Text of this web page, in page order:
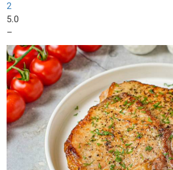
2
5.0
–